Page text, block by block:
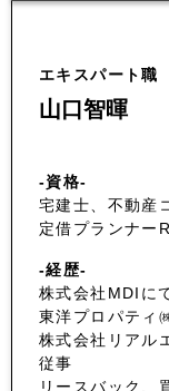
エキスパート職
山口智暉
-資格-
宅建士、不動産
定借プランナー
-経歴-
株式会社MDIに
東洋プロパティ
株式会社リアル
従事
リースバック、